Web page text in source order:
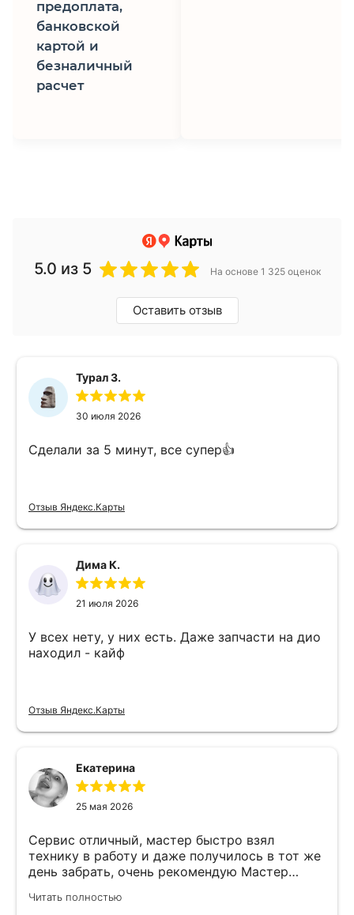
предоплата,
банковской
картой и
безналичный
расчет
5.0 из 5 На основе 1 325 оценок
Оставить отзыв
Турал З.
30 июля 2026
Сделали за 5 минут, все супер👍
Отзыв Яндекс.Карты
Дима К.
21 июля 2026
У всех нету, у них есть. Даже запчасти на дио
находил - кайф
Отзыв Яндекс.Карты
Екатерина
25 мая 2026
Сервис отличный, мастер быстро взял
технику в работу и даже получилось в тот же
день забрать, очень рекомендую Мастер
Читать полностью